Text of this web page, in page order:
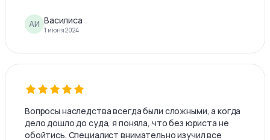
АИ Василиса
1 июня 2024
Вопросы наследства всегда были сложными, а когда
дело дошло до суда, я поняла, что без юриста не
обойтись. Специалист внимательно изучил все